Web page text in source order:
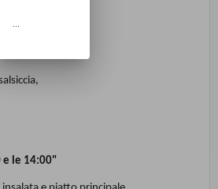
e le 14:00"